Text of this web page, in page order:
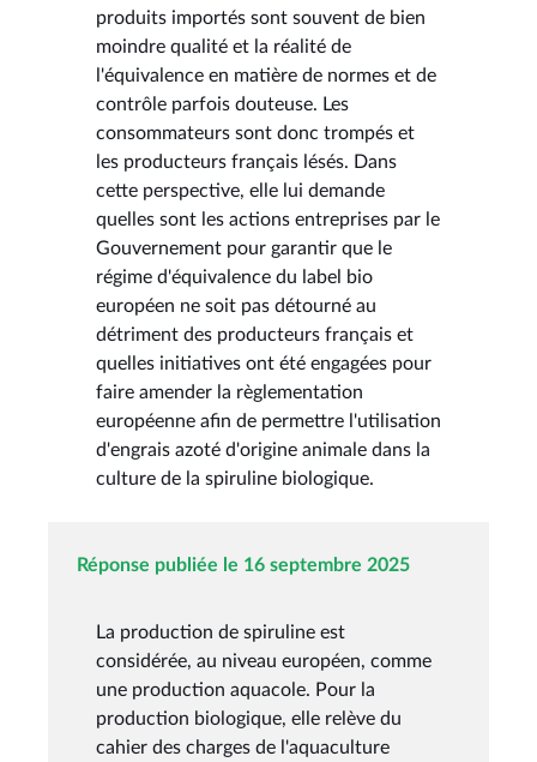
produits importés sont souvent de bien
moindre qualité et la réalité de
l'équivalence en matière de normes et de
contrôle parfois douteuse. Les
consommateurs sont donc trompés et
les producteurs français lésés. Dans
cette perspective, elle lui demande
quelles sont les actions entreprises par le
Gouvernement pour garantir que le
régime d'équivalence du label bio
européen ne soit pas détourné au
détriment des producteurs français et
quelles initiatives ont été engagées pour
faire amender la règlementation
européenne afin de permettre l'utilisation
d'engrais azoté d'origine animale dans la
culture de la spiruline biologique.
Réponse publiée le 16 septembre 2025
La production de spiruline est
considérée, au niveau européen, comme
une production aquacole. Pour la
production biologique, elle relève du
cahier des charges de l'aquaculture